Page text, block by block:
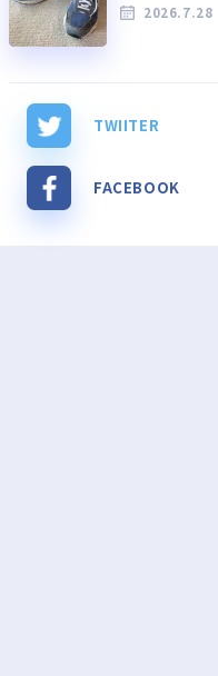
2026.7.28
TWIITER
FACEBOOK